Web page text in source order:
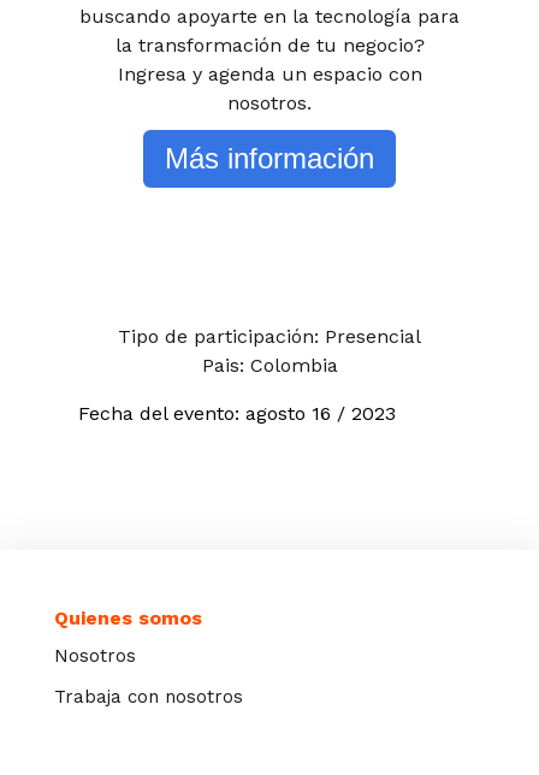
buscando apoyarte en la tecnología para
la transformación de tu negocio?
Ingresa y agenda un espacio con
nosotros.
Más información
Tipo de participación: Presencial
Pais: Colombia
Fecha del evento: agosto 16 / 2023
Quienes somos
Nosotros
Trabaja con nosotros